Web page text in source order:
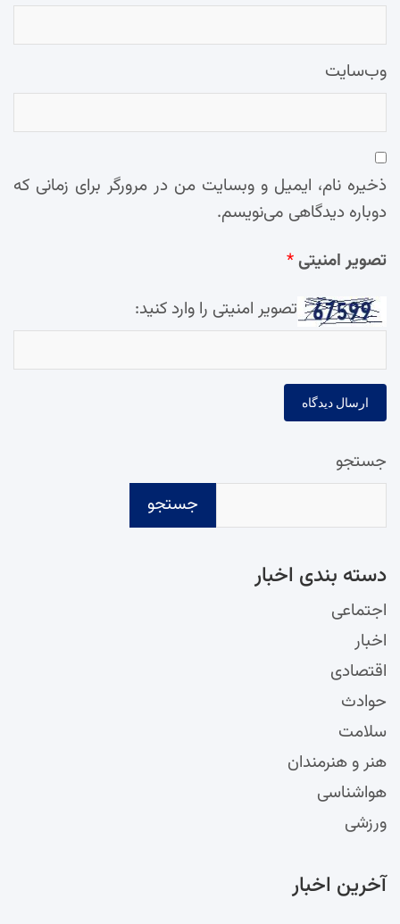
وب‌سایت
ذخیره نام، ایمیل و وبسایت من در مرورگر برای زمانی که
دوباره دیدگاهی می‌نویسم.
تصویر امنیتی*
تصویر امنیتی را وارد کنید:
جستجو
جستجو
دسته‌ بندی اخبار
اجتماعی
اخبار
اقتصادی
حوادث
سلامت
هنر و هنرمندان
هواشناسی
ورزشی
آخرین اخبار